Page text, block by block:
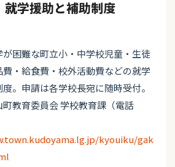
就学援助と補助制度
困難な町立小・中学校児童・生徒
・給食費・校外活動費などの就学
。申請は各学校長宛に随時受付。
教育委員会 学校教育課（電話
kyouiku/gak